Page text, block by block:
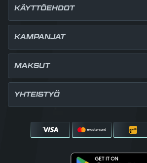
KÄYTTÖEHDOT
KAMPANJAT
MAKSUT
YHTEISTYÖ